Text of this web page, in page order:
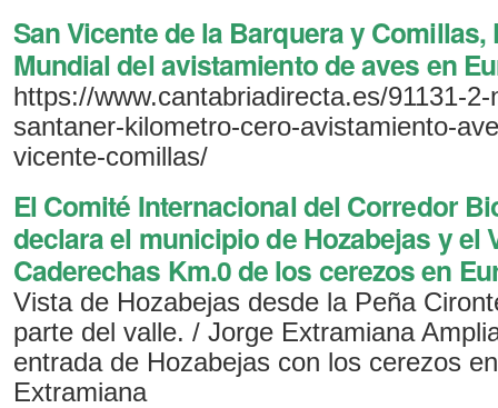
San Vicente de la Barquera y
Mundial del avistamiento de aves en
https://www.cantabriadirecta.es/91131-
santaner-kilometro-cero-avistamiento-
vicente-comillas/
El Comité Internacional del Corredor
declara el municipio de Hozabejas y el
Caderechas Km.0 de los cerezos en
Vista de Hozabejas desde la Peña
parte del valle. / Jorge Extramiana
entrada de Hozabejas con los cerezos
Extramiana